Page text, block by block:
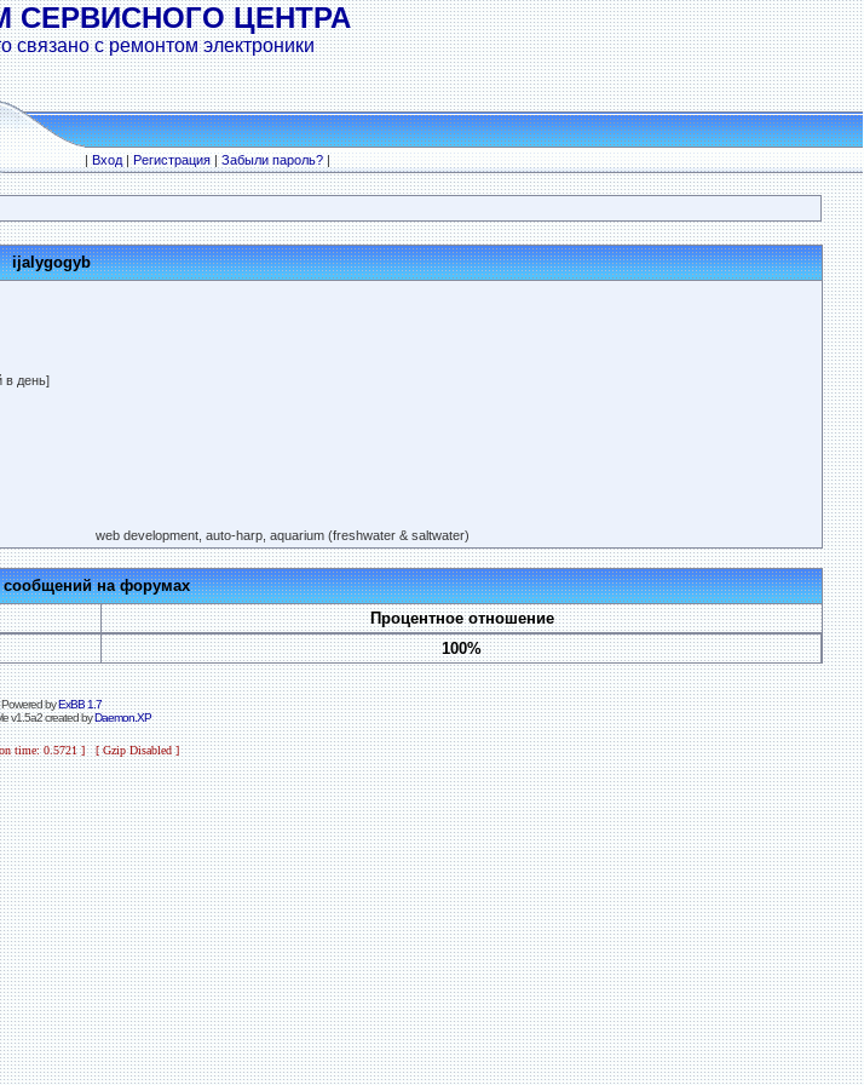
СЕРВИСНОГО ЦЕНТРА
связано с ремонтом электроники
|Вход|Регистрация|Забыли пароль?|
ijalygogyb
в день]
web development, auto-harp, aquarium (freshwater & saltwater)
сообщений на форумах
Процентное отношение
100%
Powered byExBB 1.7
v1.5a2 created byDaemon.XP
time: 0.5721 ] [ Gzip Disabled ]